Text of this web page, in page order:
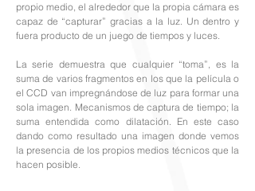
propio medio, el alrededor que la propia cámara es
capaz de “capturar” gracias a la luz. Un dentro y
fuera producto de un juego de tiempos y luces.
La serie demuestra que cualquier “toma”, es la
suma de varios fragmentos en los que la película o
el CCD van impregnándose de luz para formar una
sola imagen. Mecanismos de captura de tiempo; la
suma entendida como dilatación. En este caso
dando como resultado una imagen donde vemos
la presencia de los propios medios técnicos que la
hacen posible.